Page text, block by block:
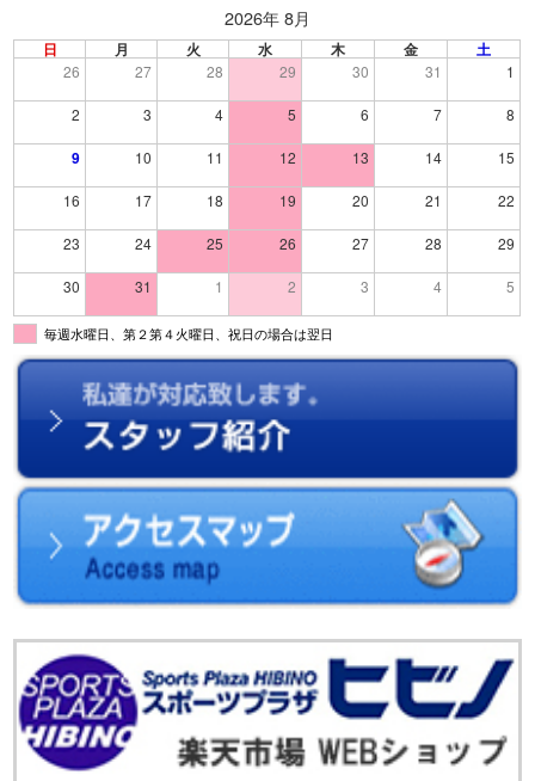
2026年 8月
日 月 火 水 木 金 土
26 27 28 29 30 31 1
2 3 4 5 6 7 8
9 10 11 12 13 14 15
16 17 18 19 20 21 22
23 24 25 26 27 28 29
30 31 1 2 3 4 5
毎週水曜日、第２第４火曜日、祝日の場合は翌日